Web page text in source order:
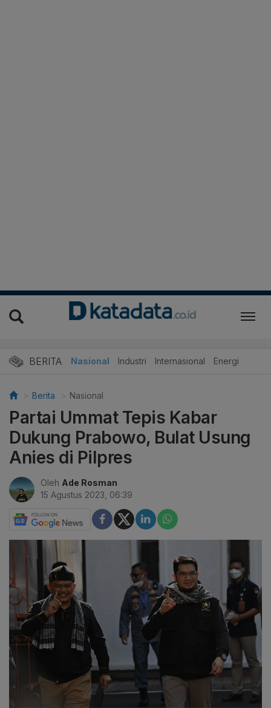
BERITA Nasional Industri Internasional Energi
Berita Nasional
Partai Ummat Tepis Kabar
Dukung Prabowo, Bulat Usung
Anies di Pilpres
Oleh Ade Rosman
15 Agustus 2023, 06:39